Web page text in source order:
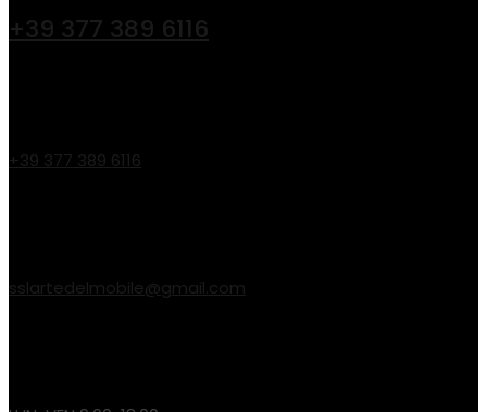
+39 377 389 6116
+39 377 389 6116
sslartedelmobile@gmail.com